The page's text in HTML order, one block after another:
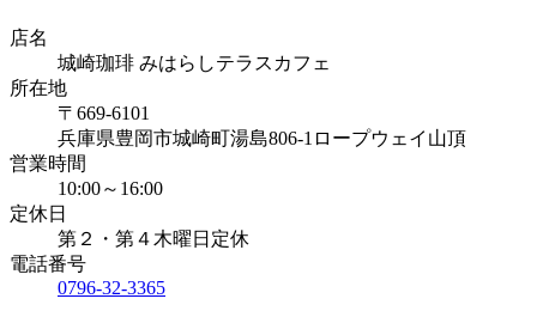
店名
城崎珈琲 みはらしテラスカフェ
所在地
〒669-6101
兵庫県豊岡市城崎町湯島806-1ロープウェイ山頂
営業時間
10:00～16:00
定休日
第２・第４木曜日定休
電話番号
0796-32-3365